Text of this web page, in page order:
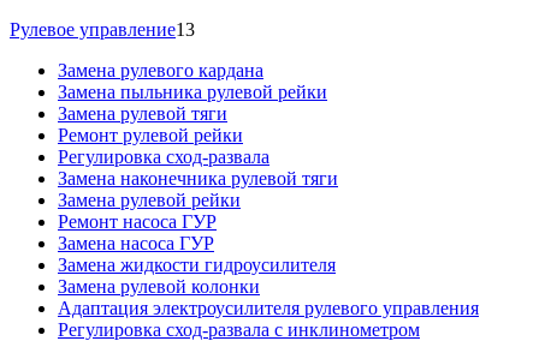
Рулевое управление13
Замена рулевого кардана
Замена пыльника рулевой рейки
Замена рулевой тяги
Ремонт рулевой рейки
Регулировка сход-развала
Замена наконечника рулевой тяги
Замена рулевой рейки
Ремонт насоса ГУР
Замена насоса ГУР
Замена жидкости гидроусилителя
Замена рулевой колонки
Адаптация электроусилителя рулевого управления
Регулировка сход-развала с инклинометром